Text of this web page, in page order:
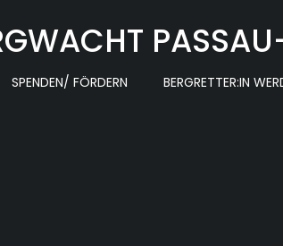
SPENDEN/ FÖRDERN BERGRETTER:IN